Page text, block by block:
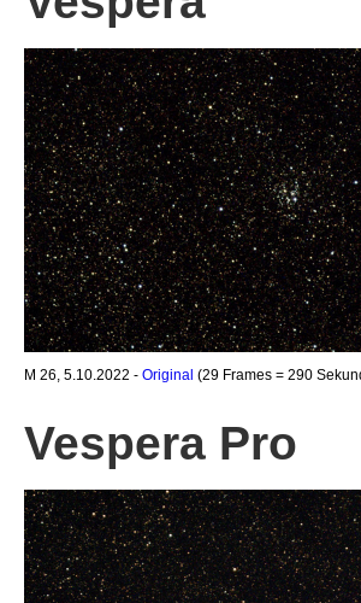
M 26, 5.10.2022 - Original (29 Frames = 290
Vespera Pro